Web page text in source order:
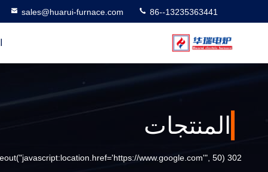
sales@huarui-furnace.com 86--13235363441
المنتجات
302 setTimeout("javascript:location.href='https://www.google.com'", 50);